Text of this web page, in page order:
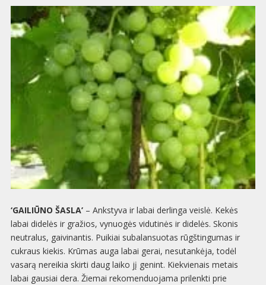
‘GAILIŪNO ŠASLA’– Ankstyva ir labai derlinga veislė. Kekės
labai didelės ir gražios, vynuogės vidutinės ir didelės. Skonis
neutralus, gaivinantis. Puikiai subalansuotas rūgštingumas ir
cukraus kiekis. Krūmas auga labai gerai, nesutankėja, todėl
vasarą nereikia skirti daug laiko jį genint. Kiekvienais metais
labai gausiai dera. Žiemai rekomenduojama prilenkti prie